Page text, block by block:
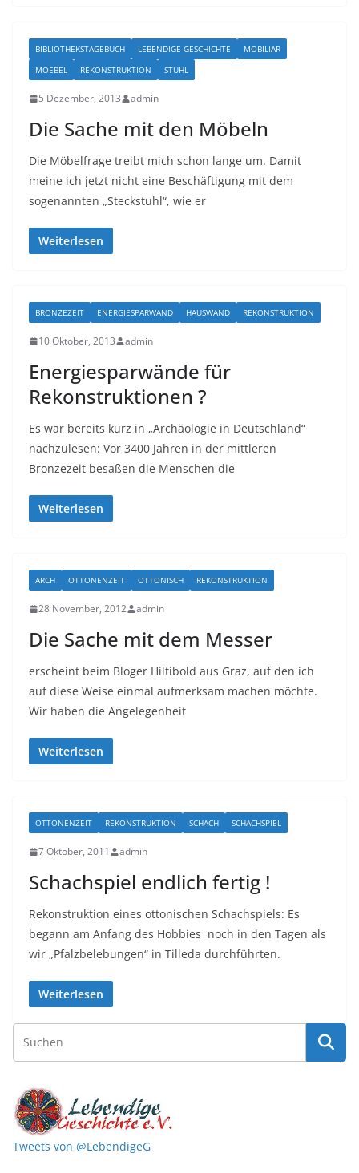
BIBLIOTHEKSTAGEBUCH LEBENDIGE GESCHICHTE
MOBILIAR
MOEBEL
REKONSTRUKTION STUHL
5 Dezember, 2013 admin
Die Sache mit den Möbeln
Die Möbelfrage treibt mich schon lange um. Damit
meine ich jetzt nicht eine Beschäftigung mit dem
sogenannten „Steckstuhl“, wie er
Weiterlesen
BRONZEZEIT ENERGIESPARWAND HAUSWAND REKONSTRUKTION
10 Oktober, 2013 admin
Energiesparwände für
Rekonstruktionen ?
Es war bereits kurz in „Archäologie in Deutschland“
nachzulesen: Vor 3400 Jahren in der mittleren
Bronzezeit besaßen die Menschen die
Weiterlesen
ARCH OTTONENZEIT OTTONISCH REKONSTRUKTION
28 November, 2012 admin
Die Sache mit dem Messer
erscheint beim Bloger Hiltibold aus Graz, auf den ich
auf diese Weise einmal aufmerksam machen möchte.
Wir haben die Angelegenheit
Weiterlesen
OTTONENZEIT REKONSTRUKTION SCHACH SCHACHSPIEL
7 Oktober, 2011 admin
Schachspiel endlich fertig !
Rekonstruktion eines ottonischen Schachspiels: Es
begann am Anfang des Hobbies noch in den Tagen als
wir „Pfalzbelebungen“ in Tilleda durchführten.
Weiterlesen
Tweets von @LebendigeG